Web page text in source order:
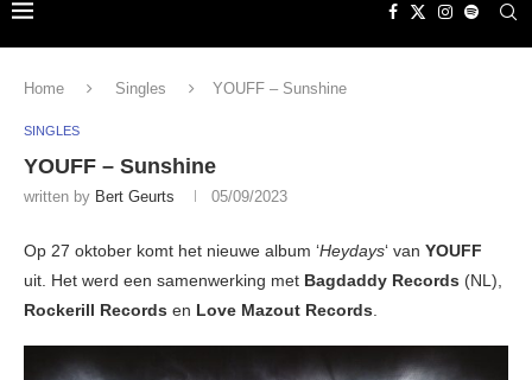
Home Singles YOUFF – Sunshine
SINGLES
YOUFF – Sunshine
written by Bert Geurts 05/09/2023
Op 27 oktober komt het nieuwe album ‘Heydays‘ van YOUFF
uit. Het werd een samenwerking met Bagdaddy Records (NL),
Rockerill Records en Love Mazout Records.